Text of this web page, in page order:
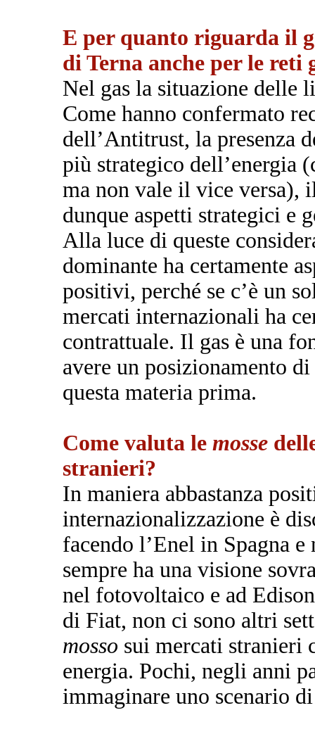
E per quanto riguarda il
di Terna anche per le reti
Nel gas la situazione delle
Come hanno confermato
dell’Antitrust, la presenza
più strategico dell’energia
ma non vale il vice versa),
dunque aspetti strategici e
Alla luce di queste
dominante ha certamente
positivi, perché se c’è un
mercati internazionali ha
contrattuale. Il gas è una
avere un posizionamento
questa materia prima.
Come valuta le mosse
stranieri?
In maniera abbastanza
internazionalizzazione è
facendo l’Enel in Spagna
sempre ha una visione
nel fotovoltaico e ad
di Fiat, non ci sono altri
mosso sui mercati stranieri
energia. Pochi, negli anni
immaginare uno scenario